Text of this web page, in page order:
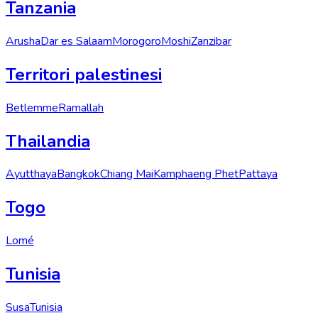
Tanzania
ArushaDar es SalaamMorogoroMoshiZanzibar
Territori palestinesi
BetlemmeRamallah
Thailandia
AyutthayaBangkokChiang MaiKamphaeng PhetPattaya
Togo
Lomé
Tunisia
SusaTunisia